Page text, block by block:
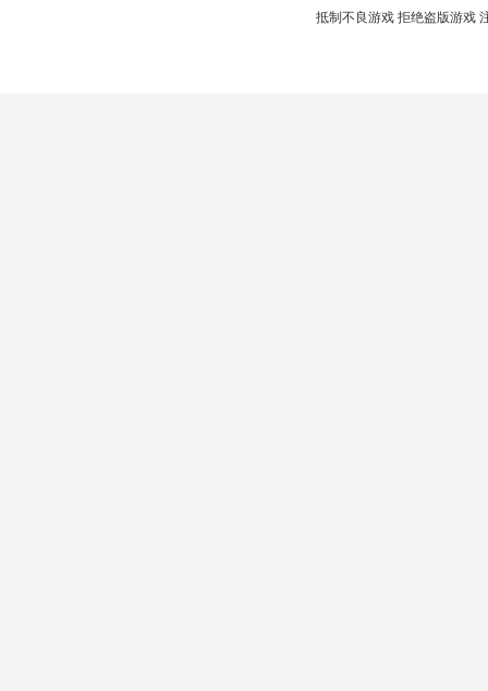
抵制不良游戏 拒绝盗版游戏